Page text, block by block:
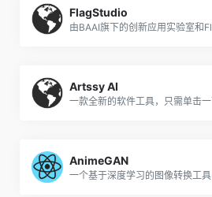
FlagStudio
Artssy AI
AnimeGAN
一个基于深度学习的图像转换工具